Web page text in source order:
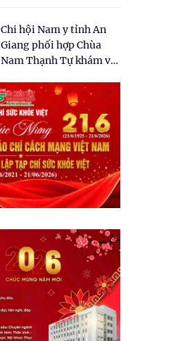
dân tại xã Tân Tập
Chi hội Nam y tỉnh An
Giang phối hợp Chùa
Nam Thạnh Tự khám và
nhân dân